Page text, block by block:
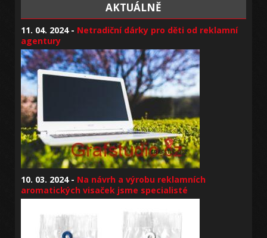
AKTUÁLNĚ
11. 04. 2024 - Netradiční dárky pro děti od reklamní
agentury
10. 03. 2024 - Na návrh a výrobu reklamních
aromatických visaček jsme specialisté